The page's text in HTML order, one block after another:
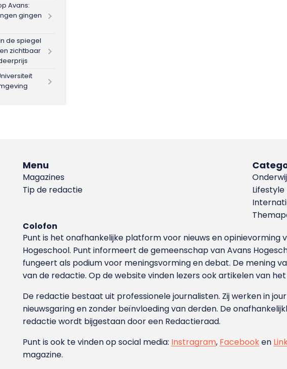
Avans:
gingen
de spiegel
zichtbaar
Menu
Magazines
Tip de redactie
Lifestyle
Colofon
Punt is het onafhankelijke platform voor nieuws en
Hoge­school. Punt informeert de gemeenschap van Avans
fungeert als podium voor meningsvorming en debat. De mening
van de redactie. Op de website vinden lezers ook artikelen van
De redactie bestaat uit professionele journalisten. Zij werken in
nieuwsgaring en zonder beïnvloeding van derden. De
redactie wordt bijgestaan door een Redactieraad.
Punt is ook te vinden op social media: Instragram, Facebooken
magazine.